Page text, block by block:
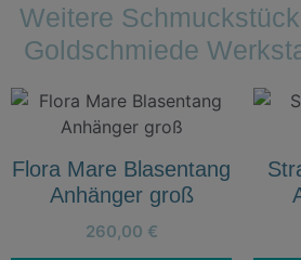
Weitere
Goldschmiede
Flora Mare Blasentang
Anhänger groß
260,00 €